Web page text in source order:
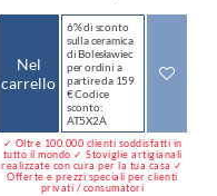
Nel
carrello
6% di sconto
sulla ceramica
di Bolesławiec
per ordini a
partire da 159
€ Codice
sconto:
AT5X2A
✓ Oltre 100.000 clienti soddisfatti in
tutto il mondo ✓ Stoviglie artigianali
realizzate con cura per la tua casa ✓
Offerte e prezzi speciali per clienti
privati / consumatori